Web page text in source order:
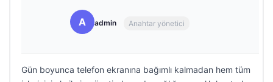
A admin Anahtar yönetici
Gün boyunca telefon ekranına bağımlı kalmadan hem tüm